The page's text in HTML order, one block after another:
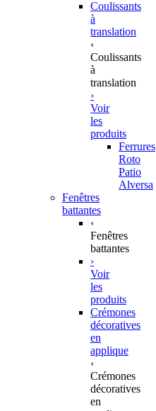
Coulissants
à
translation
‹
Coulissants
à
translation
›
Voir
les
produits
Ferrures
Roto
Patio
Alversa
Fenêtres
battantes
‹
Fenêtres
battantes
›
Voir
les
produits
Crémones
décoratives
en
applique
‹
Crémones
décoratives
en